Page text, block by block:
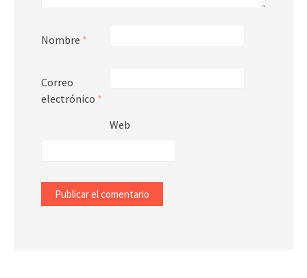
Nombre *
Correo
electrónico *
Web